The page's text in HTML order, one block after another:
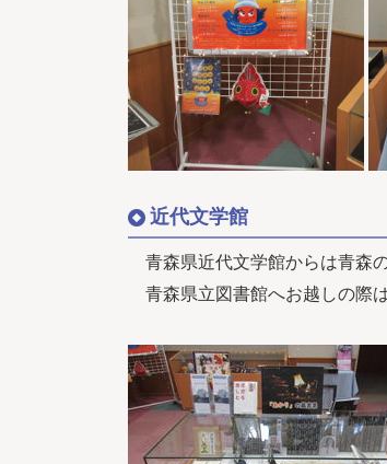
近代文学館
青森県近代文学館からは青森
青森県立図書館へお越しの際